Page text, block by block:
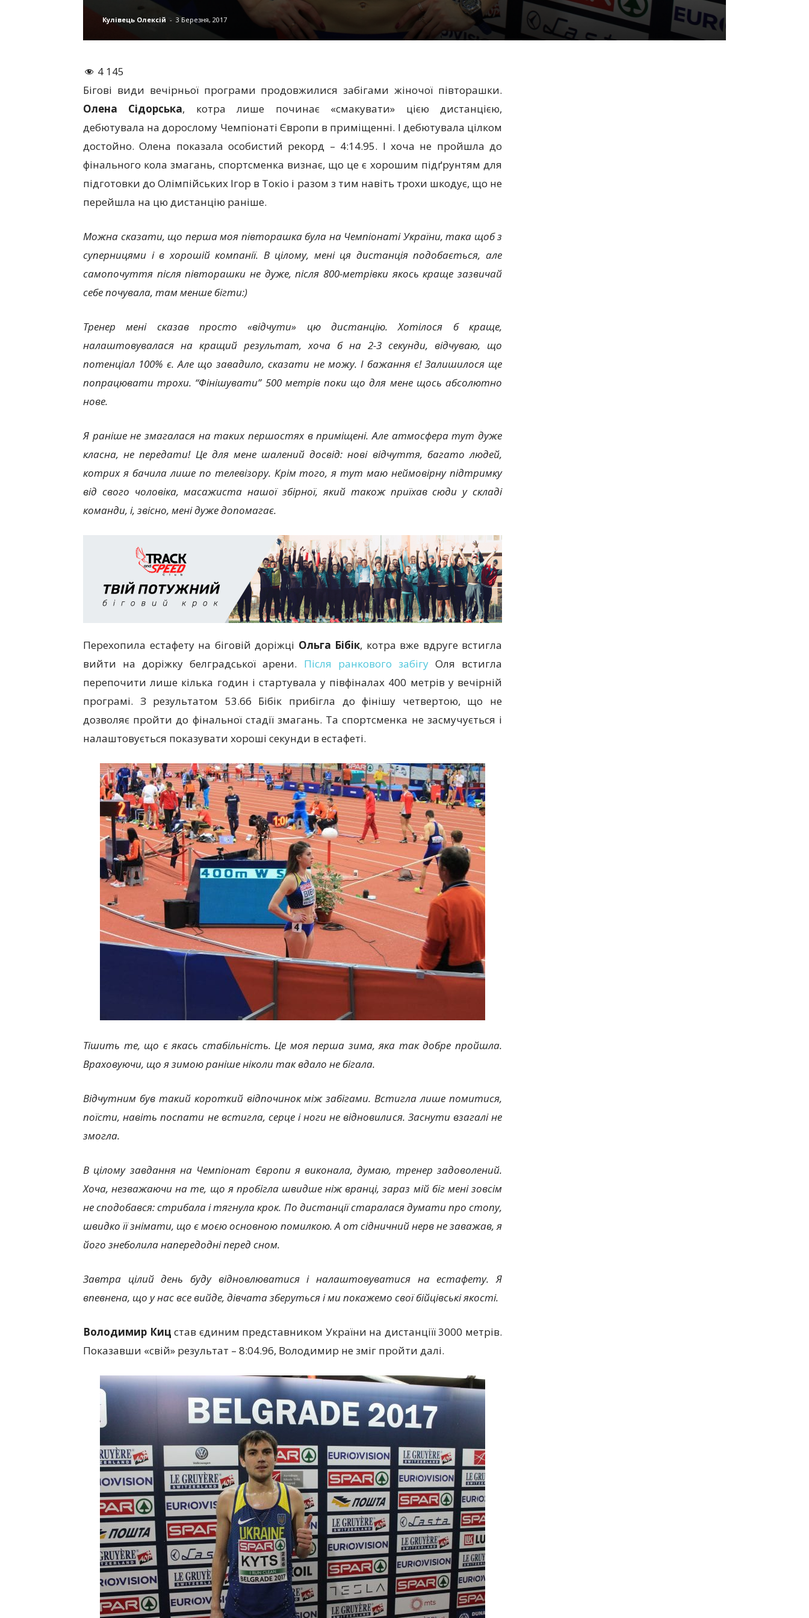
Кулівець Олексій - 3 Березня, 2017
4 145
Бігові види вечірньої програми продовжилися забігами жіночої півторашки.
Олена Сідорська, котра лише починає «смакувати» цією дистанцією,
дебютувала на дорослому Чемпіонаті Європи в приміщенні. І дебютувала цілком
достойно. Олена показала особистий рекорд – 4:14.95. І хоча не пройшла до
фінального кола змагань, спортсменка визнає, що це є хорошим підґрунтям для
підготовки до Олімпійських Ігор в Токіо і разом з тим навіть трохи шкодує, що не
перейшла на цю дистанцію раніше.
Можна сказати, що перша моя півторашка була на Чемпіонаті України, така щоб з
суперницями і в хорошій компанії. В цілому, мені ця дистанція подобається, але
самопочуття після півторашки не дуже, після 800-метрівки якось краще зазвичай
себе почувала, там менше бігти:)
Тренер мені сказав просто «відчути» цю дистанцію. Хотілося б краще,
налаштовувалася на кращий результат, хоча б на 2-3 секунди, відчуваю, що
потенціал 100% є. Але що завадило, сказати не можу. І бажання є! Залишилося ще
попрацювати трохи. “Фінішувати” 500 метрів поки що для мене щось абсолютно
нове.
Я раніше не змагалася на таких першостях в приміщені. Але атмосфера тут дуже
класна, не передати! Це для мене шалений досвід: нові відчуття, багато людей,
котрих я бачила лише по телевізору. Крім того, я тут маю неймовірну підтримку
від свого чоловіка, масажиста нашої збірної, який також приїхав сюди у складі
команди, і, звісно, мені дуже допомагає.
Перехопила естафету на біговій доріжці Ольга Бібік, котра вже вдруге встигла
вийти на доріжку белградської арени. Після ранкового забігуОля встигла
перепочити лише кілька годин і стартувала у півфіналах 400 метрів у вечірній
програмі. З результатом 53.66 Бібік прибігла до фінішу четвертою, що не
дозволяє пройти до фінальної стадії змагань. Та спортсменка не засмучується і
налаштовується показувати хороші секунди в естафеті.
Тішить те, що є якась стабільність. Це моя перша зима, яка так добре пройшла.
Враховуючи, що я зимою раніше ніколи так вдало не бігала.
Відчутним був такий короткий відпочинок між забігами. Встигла лише помитися,
поїсти, навіть поспати не встигла, серце і ноги не відновилися. Заснути взагалі не
змогла.
В цілому завдання на Чемпіонат Європи я виконала, думаю, тренер задоволений.
Хоча, незважаючи на те, що я пробігла швидше ніж вранці, зараз мій біг мені зовсім
не сподобався: стрибала і тягнула крок. По дистанції старалася думати про стопу,
швидко її знімати, що є моєю основною помилкою. А от сідничний нерв не заважав, я
його знеболила напередодні перед сном.
Завтра цілий день буду відновлюватися і налаштовуватися на естафету. Я
впевнена, що у нас все вийде, дівчата зберуться і ми покажемо свої бійцівські якості.
Володимир Киц став єдиним представником України на дистанціїї 3000 метрів.
Показавши «свій» результат – 8:04.96, Володимир не зміг пройти далі.